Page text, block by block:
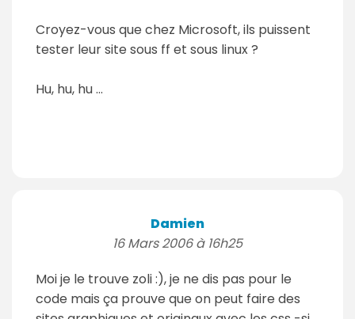
Croyez-vous que chez Microsoft, ils puissent
tester leur site sous ff et sous linux ?
Hu, hu, hu ...
Damien
16 Mars 2006 à 16h25
Moi je le trouve zoli :), je ne dis pas pour le
code mais ça prouve que on peut faire des